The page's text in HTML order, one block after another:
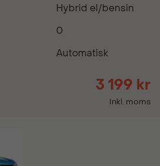
Hybrid el/bensin
0
Automatisk
3 199 kr
Inkl. moms